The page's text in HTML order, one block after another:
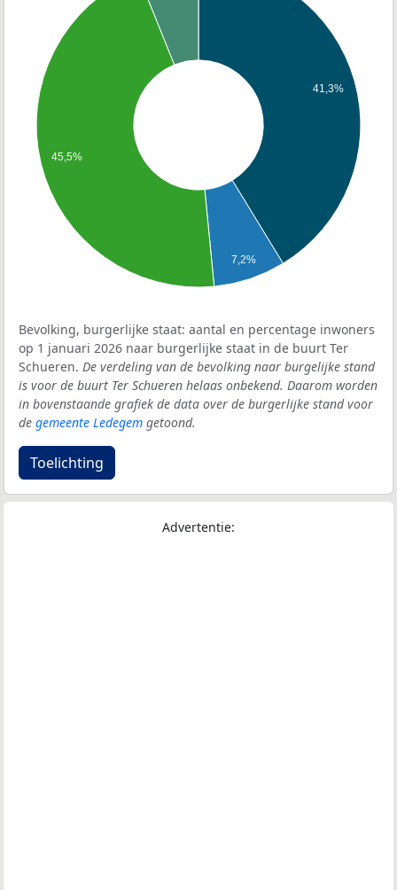
41,3%
7,2%
45,5%
Bevolking, burgerlijke staat: aantal en percentage inwoners
op 1 januari 2026 naar burgerlijke staat in de buurt Ter
Schueren. De verdeling van de bevolking naar burgelijke stand
is voor de buurt Ter Schueren helaas onbekend. Daarom worden
in bovenstaande grafiek de data over de burgerlijke stand voor
de gemeente Ledegem getoond.
Toelichting
Advertentie: